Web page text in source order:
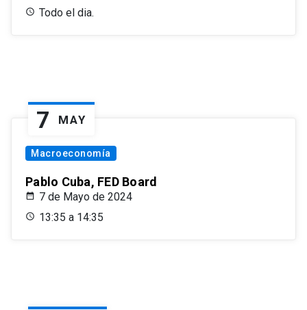
Todo el dia.
7 MAY
Macroeconomía
Pablo Cuba, FED Board
7 de Mayo de 2024
13:35 a 14:35